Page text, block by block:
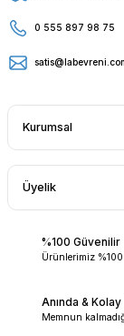
0 555 897 98 75
Kurumsal
Üyelik
%100 Güvenilir
Ürünlerimiz
Anında &
Memnun